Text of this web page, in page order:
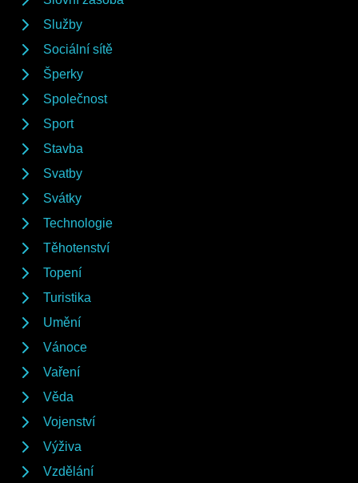
Služby
Sociální sítě
Šperky
Společnost
Sport
Stavba
Svatby
Svátky
Technologie
Těhotenství
Topení
Turistika
Umění
Vánoce
Vaření
Věda
Vojenství
Výživa
Vzdělání